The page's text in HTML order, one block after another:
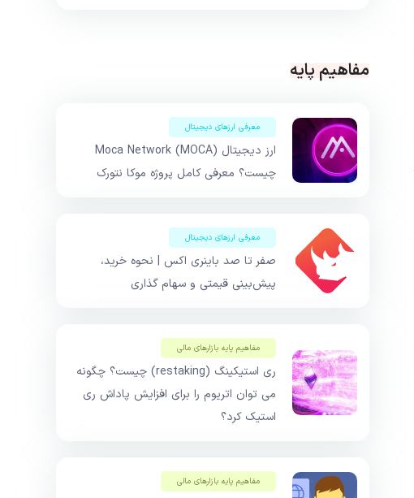
مفاهیم پایه
معرفی ارزهای دیجیتال
ارز دیجیتال Moca Network (MOCA)
چیست؟ معرفی کامل پروژه موکا نتورک
معرفی ارزهای دیجیتال
صفر تا صد باینری اکس | نحوه خرید،
پیش‌بینی قیمتی و سهام گذاری
مفاهیم پایه بازار‌های مالی
ری استیکینگ (restaking) چیست؟ چگونه
می توان اتریوم را برای افزایش پاداش ری
استیک کرد؟
مفاهیم پایه بازار‌های مالی